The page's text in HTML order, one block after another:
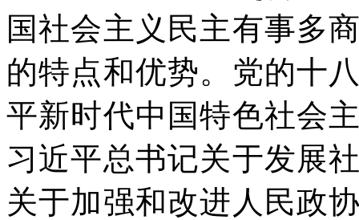
国社会主义民主有事多
的特点和优势。党的十
平新时代中国特色社会
习近平总书记关于发展
关于加强和改进人民政